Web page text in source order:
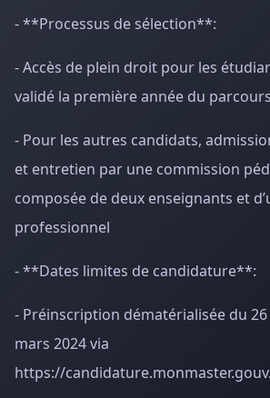
- **Processus de sélection**:
- Accès de plein droit pour les
validé la première année du parcours
- Pour les autres candidats,
et entretien par une commission
composée de deux enseignants et
professionnel
- **Dates limites de candidature**:
- Préinscription dématérialisée du
mars 2024 via
https://